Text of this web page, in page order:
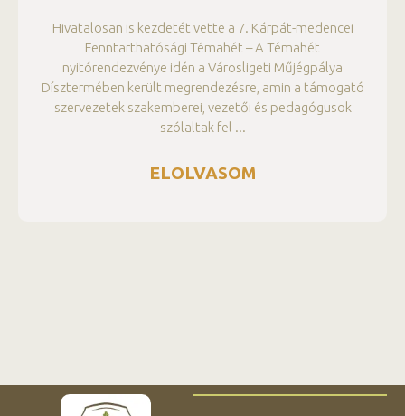
Hivatalosan is kezdetét vette a 7. Kárpát-medencei
Fenntarthatósági Témahét – A Témahét
nyitórendezvénye idén a Városligeti Műjégpálya
Dísztermében került megrendezésre, amin a támogató
szervezetek szakemberei, vezetői és pedagógusok
szólaltak fel
ELOLVASOM